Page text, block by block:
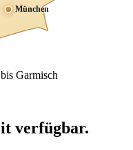
München
Garmisch
verfügbar.